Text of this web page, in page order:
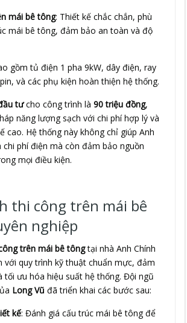
mái bê tông: Thiết kế chắc chắn, phù
mái bê tông, đảm bảo an toàn và độ
gồm tủ điện 1 pha 9kW, dây điện, ray
và các phụ kiện hoàn thiện hệ thống.
tưcho công trình là90 triệu đồng,
năng lượng sạch với chi phí hợp lý và
cao. Hệ thống này không chỉ giúp Anh
chi phí điện mà còn đảm bảo nguồn
mọi điều kiện.
thi công trên mái bê
nghiệp
trên mái bê tôngtại nhà Anh Chính
với quy trình kỹ thuật chuẩn mực, đảm
tối ưu hóa hiệu suất hệ thống. Đội ngũ
Long Vũ đã triển khai các bước sau:
kế: Đánh giá cấu trúc mái bê tông để